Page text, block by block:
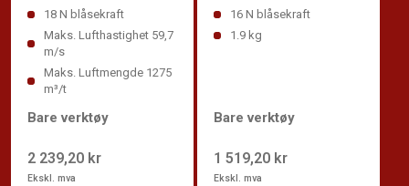
18 N blåsekraft
Maks. Lufthastighet 59,7
m/s
Maks. Luftmengde 1275
m³/t
2 239,20 kr
Ekskl. mva
Bare verktøy
16 N blåsekraft
1.9 kg
1 519,20 kr
Ekskl. mva
Bare verktøy